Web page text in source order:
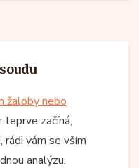
žaloby nebo
začíná,
rádi vám se vším
analýzu,